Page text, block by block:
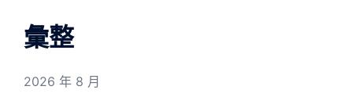
彙整
2026 年 8 月